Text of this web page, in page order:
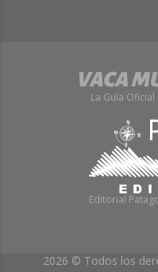
La Guía
Editorial
2026 © Todos los